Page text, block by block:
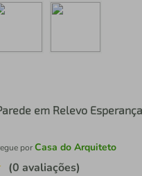
em Relevo
porCasa do Arquiteto
(0 avaliações)